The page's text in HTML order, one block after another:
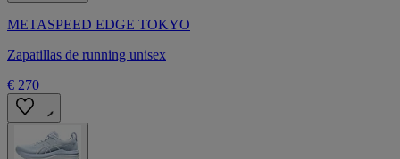
METASPEED EDGE TOKYO
Zapatillas de running unisex
€ 270